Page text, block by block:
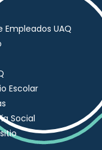
Empleados UAQ
Escolar
Social